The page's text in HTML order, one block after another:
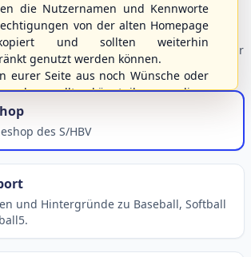
– wählen Sie einen Einstieg für
des S/HBV
und Hintergründe zu Baseball, Softball
die Nutzernamen und Kennworte
von der alten Homepage
und sollten weiterhin
genutzt werden können.
eurer Seite aus noch Wünsche oder
geben sollte, könnt ihr uns diese
Verbandsadresse